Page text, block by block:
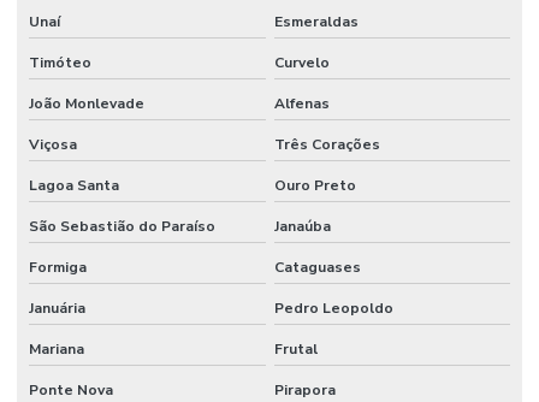
Sistema de incêndio empresa
Sistema de incêndio endereçável
Sistema contra incêndio hidrantes
Sistema contra incêndio hidráulico
Sistema contra incêndio industrial
Sistema contra incêndio sprinkler
Sistema de incêndio sprinkler
Sistema de prevenção contra incêndio
Unaí Esmeraldas
Timóteo Curvelo
João Monlevade Alfenas
Viçosa Três Corações
Lagoa Santa Ouro Preto
São Sebastião do Paraíso Janaúba
Formiga Cataguases
Januária Pedro Leopoldo
Mariana Frutal
Ponte Nova Pirapora